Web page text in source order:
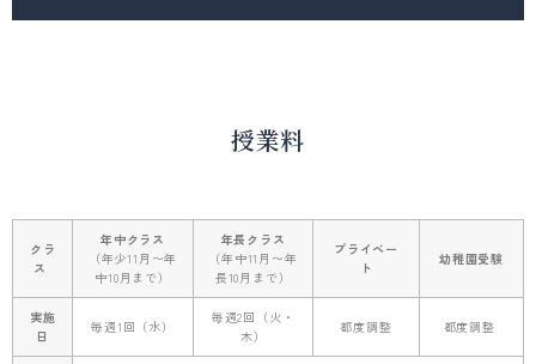
授業料
クラ
ス
年中クラス
（年少11月〜年
中10月まで）
年長クラス
（年中11月〜年
長10月まで）
プライベー
ト
幼稚園受験
実施
日
毎週1回（水）
毎週2回（火・
木）
都度調整 都度調整